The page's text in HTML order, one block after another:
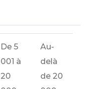
De 5
001 à
20
Au-
delà
de 20